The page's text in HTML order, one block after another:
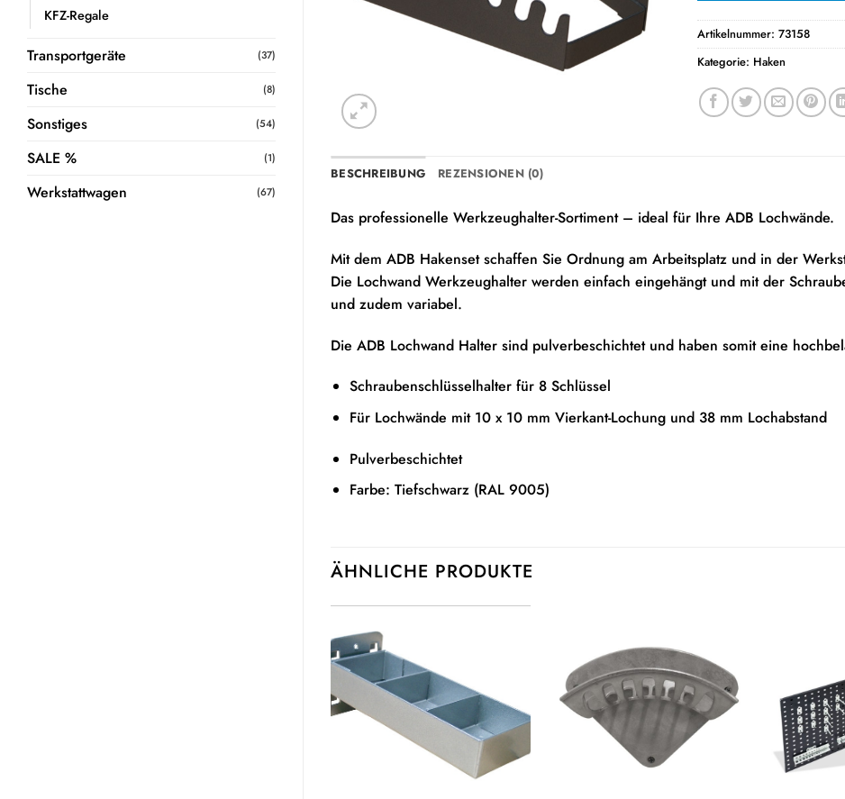
KFZ-Regale
Transportgeräte (37)
Tische (8)
Sonstiges (54)
SALE % (1)
Werkstattwagen (67)
Artikelnummer:73158
Kategorie: Haken
BESCHREIBUNG REZENSIONEN (0)
Das professionelle Werkzeughalter-Sortiment – ideal für Ihre ADB Lochwände.
Mit dem ADB Hakenset schaffen Sie Ordnung am Arbeitsplatz und in der
Die Lochwand Werkzeughalter werden einfach eingehängt und mit der
und zudem variabel.
Die ADB Lochwand Halter sind pulverbeschichtet und haben somit eine
Schraubenschlüsselhalter für 8 Schlüssel
Für Lochwände mit 10 x 10 mm Vierkant-Lochung und 38 mm Lochabstand
Pulverbeschichtet
Farbe: Tiefschwarz (RAL 9005)
ÄHNLICHE PRODUKTE
Auf die
Wunschliste